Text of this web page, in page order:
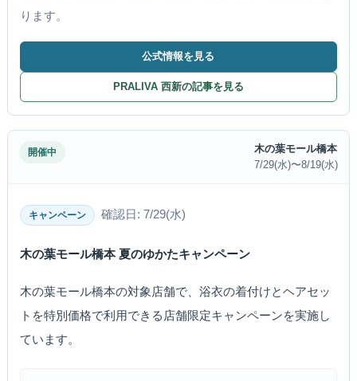
ります。
公式情報を見る
PRALIVA 西新の記事を見る
開催中
木の葉モール橋本
7/29(水)〜8/19(水)
キャンペーン 確認日: 7/29(水)
木の葉モール橋本 夏のゆかたキャンペーン
木の葉モール橋本の対象店舗で、浴衣の着付けとヘアセッ
トを特別価格で利用できる店舗限定キャンペーンを実施し
ています。